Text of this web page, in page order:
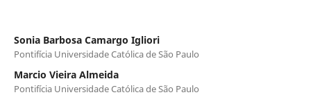
Sonia Barbosa Camargo Igliori
Pontifícia Universidade Católica de São Paulo
Marcio Vieira Almeida
Pontifícia Universidade Católica de São Paulo